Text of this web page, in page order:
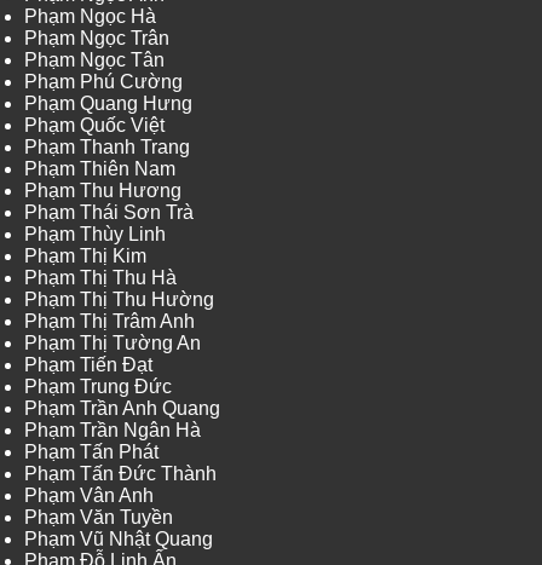
Phạm Ngọc Hà
Phạm Ngọc Trân
Phạm Ngọc Tân
Phạm Phú Cường
Phạm Quang Hưng
Phạm Quốc Việt
Phạm Thanh Trang
Phạm Thiên Nam
Phạm Thu Hương
Phạm Thái Sơn Trà
Phạm Thùy Linh
Phạm Thị Kim
Phạm Thị Thu Hà
Phạm Thị Thu Hường
Phạm Thị Trâm Anh
Phạm Thị Tường An
Phạm Tiến Đạt
Phạm Trung Đức
Phạm Trần Anh Quang
Phạm Trần Ngân Hà
Phạm Tấn Phát
Phạm Tấn Đức Thành
Phạm Vân Anh
Phạm Văn Tuyền
Phạm Vũ Nhật Quang